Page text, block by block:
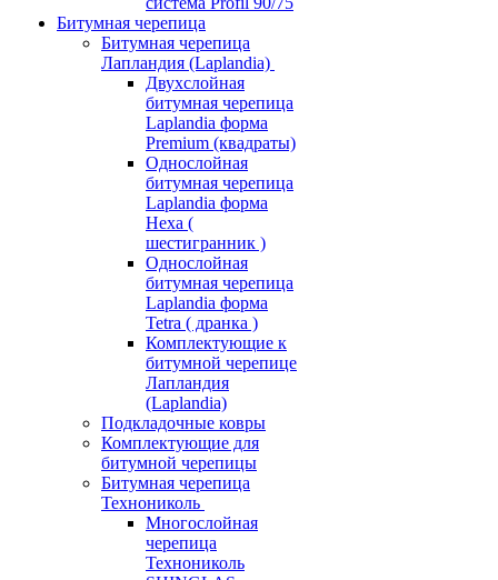
Битумная черепица
Битумная черепица
Лапландия (Laplandia)
Двухслойная
битумная черепица
Laplandia форма
Premium (квадраты)
Однослойная
битумная черепица
Laplandia форма
Hexa (
шестигранник )
Однослойная
битумная черепица
Laplandia форма
Tetra ( дранка )
Комплектующие к
битумной черепице
Лапландия
(Laplandia)
Подкладочные ковры
Комплектующие для
битумной черепицы
Битумная черепица
Технониколь
Многослойная
черепица
Технониколь